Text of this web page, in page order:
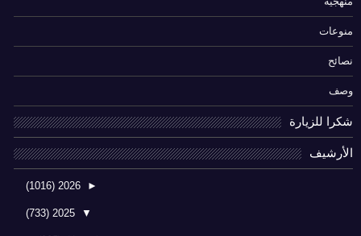
منوعات
نصائح
وصف
شكرا للزيارة
الأرشيف
►
2026
(1016)
▼
2025
(733)